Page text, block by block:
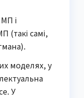
і
(такі самі,
моделях, у
У